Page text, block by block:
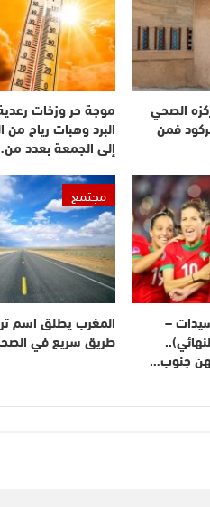
الصحي
فمن
موجة حر وزخات
البرد وهبات رياح من
إلى الجمعة بعدد
–
(ربع النهائي)..
جنوب…
مجتمع
المغرب يطلق اسم
طريق سريع في